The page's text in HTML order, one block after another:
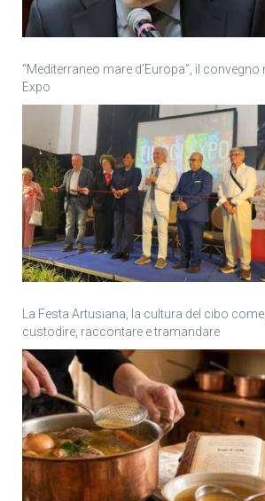
“Mediterraneo mare d’Europa”, il convegno
Expo
La Festa Artusiana, la cultura del cibo
custodire, raccontare e tramandare